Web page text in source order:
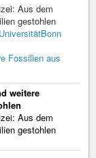
Aus dem
gestohlen
Fossilien aus
weitere
Aus dem
gestohlen